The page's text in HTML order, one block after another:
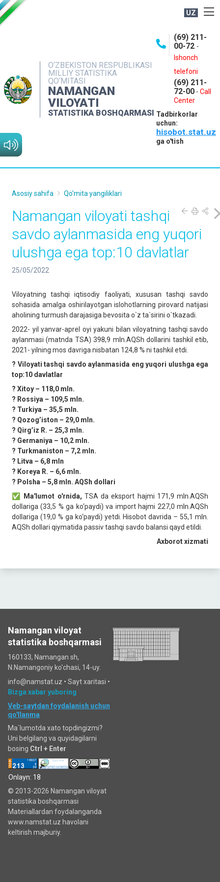
UZ
O‘ZBEKISTON RESPUBLIKASI
MILLIY STATISTIKA
QO‘MITASI
NAMANGAN
VILOYATI
STATISTIKA BOSHQARMASI
(69) 211-
00-72 -
Ishonch
telefoni
(69) 211-
72-00 - Call
Center
Tadbirkorlar
uchun:
hisobot.stat.uz
ga o'tish
NASHRLAR
INTERAKTIV XIZMATLAR
MATBUOT XIZMATI
MUROJAATLAR
Asosiy sahifa Qo'mita yangiliklari
Namangan viloyati tashqi
savdo aylanmasida eng yuqori
ulushga ega top:10 davlatlar
25/05/2022
Viloyatning tashqi iqtisodiy faoliyati, xususan tashqi savdo
sohasida amalga oshirilayotgan islohotlarning pirovard natijasi
aholining turmush darajasiga bevosita o`z ta`sirini o`tkazadi.
2022- yil yanvar-aprel oyi yakuni bilan viloyatning tashqi savdo
aylanmasi (matnda TSA) 398,9 mln.AQSh dollarini tashkil etib,
2021- yilning mos davriga nisbatan 124,8 % ni tashkil etdi.
? Viloyati tashqi savdo aylanmasida eng yuqori ulushga ega
top:10 davlatlar
? Xitoy – 118,0 mln.
? Rossiya – 109,5 mln.
? Turkiya – 35,5 mln.
? Qozogʼiston – 29,0 mln.
? Qirgʼiz R. – 25,3 mln.
? Germaniya – 10,2 mln.
? Turkmaniston – 7,2 mln.
? Litva – 6,8 mln
? Koreya R. – 6,6 mln.
? Polsha – 5,8 mln. АQSh dollari
✅ Ma'lumot o'rnida, TSA da eksport hajmi 171,9 mln.AQSh
dollariga (33,5 % ga ko‘paydi) va import hajmi 227,0 mln.AQSh
dollariga (19,0 % ga ko‘paydi) yetdi. Hisobot davrida – 55,1 mln.
AQSh dollari qiymatida passiv tashqi savdo balansi qayd etildi.
Axborot xizmati
Namangan viloyat
statistika boshqarmasi
160133, Namangan sh,
N.Namangoniy ko'chasi, 14-uy.
info@namstat.uz • Sayt xaritasi •
Bizga xabar yuboring
Veb-saytdan foydalanish uchun
qo'llanma
Ma`lumotda xato topdingizmi?
Uni belgilang va quyidagilarni
bosing Ctrl + Enter
Onlayn: 18
© 2013-2026 Namangan viloyat
statistika boshqarmasi
Materiallardan foydalanganda
www.namstat.uz havolani
keltirish majburiy.